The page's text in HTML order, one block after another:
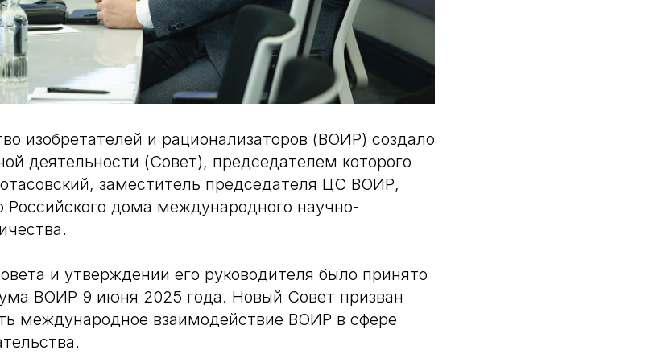
изобретателей и рационализаторов (ВОИР) создало
деятельности (Совет), председателем которого
заместитель председателя ЦС ВОИР,
Российского дома международного научно-
и утверждении его руководителя было принято
ВОИР 9 июня 2025 года. Новый Совет призван
международное взаимодействие ВОИР в сфере